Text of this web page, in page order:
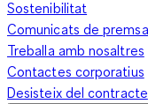
Sostenibilitat
Comunicats de premsa
Treballa amb nosaltres
Contactes corporatius
Desisteix del contracte